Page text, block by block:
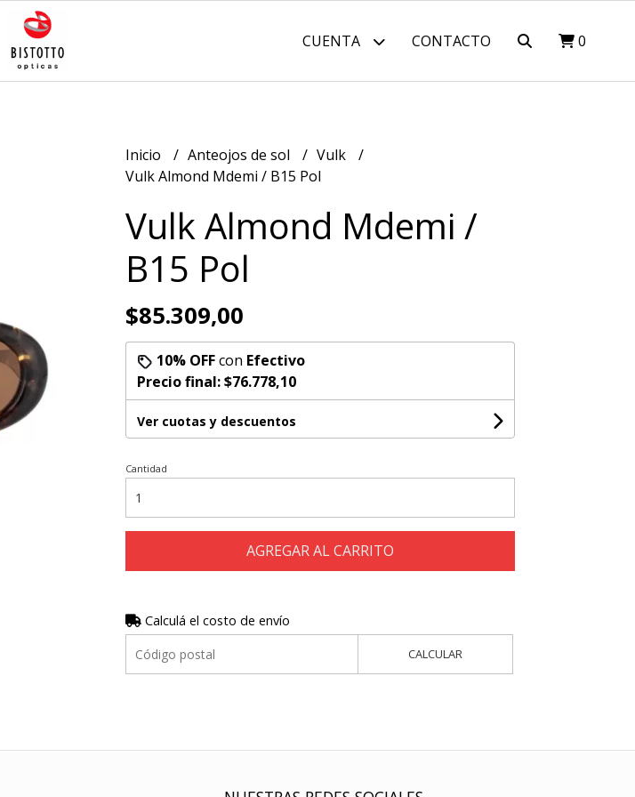
CUENTA CONTACTO 0
Inicio Anteojos de sol
Vulk
Vulk Almond Mdemi / B15 Pol
Vulk Almond Mdemi /
B15 Pol
$85.309,00
10% OFFcon Efectivo
Precio final:$76.778,10
Ver cuotas y descuentos
Cantidad
AGREGAR AL CARRITO
Calculá el costo de envío
CALCULAR